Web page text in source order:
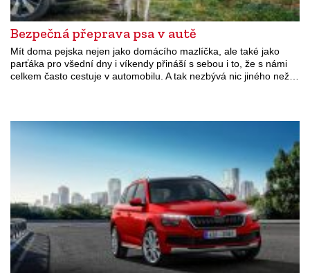
Bezpečná přeprava psa v autě
Mít doma pejska nejen jako domácího mazlíčka, ale také jako
parťáka pro všední dny i víkendy přináší s sebou i to, že s námi
celkem často cestuje v automobilu. A tak nezbývá nic jiného než…